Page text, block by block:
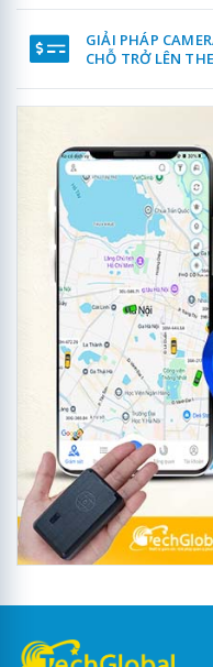
GIẢI PHÁP
CHỖ TRỞ LÊN